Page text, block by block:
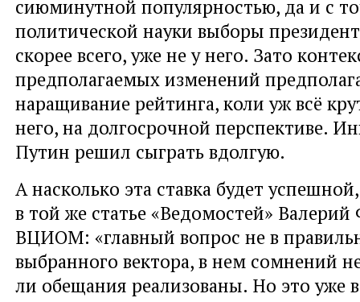
сиюминутной популярностью, да и с
политической науки выборы
скорее всего, уже не у него. Зато
предполагаемых изменений
наращивание рейтинга, коли уж всё
него, на долгосрочной перспективе.
Путин решил сыграть вдолгую.
А насколько эта ставка будет
в той же статье «Ведомостей» Валерий
ВЦИОМ: «главный вопрос не в
выбранного вектора, в нем сомнений
ли обещания реализованы. Но это уже